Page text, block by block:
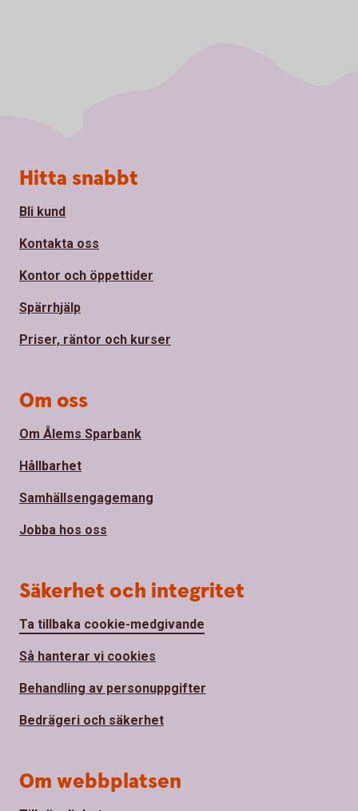
Sidfot
Hitta snabbt
Bli kund
Kontakta oss
Kontor och öppettider
Spärrhjälp
Priser, räntor och kurser
Om oss
Om Ålems Sparbank
Hållbarhet
Samhällsengagemang
Jobba hos oss
Säkerhet och integritet
Ta tillbaka cookie-medgivande
Så hanterar vi cookies
Behandling av personuppgifter
Bedrägeri och säkerhet
Om webbplatsen